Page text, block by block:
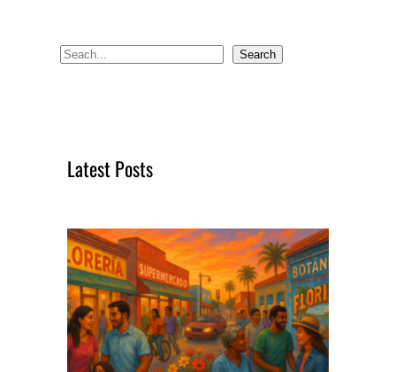
S
Search
Latest Posts